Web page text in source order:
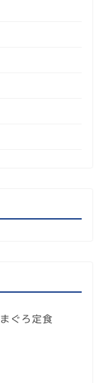
ぐろ定食